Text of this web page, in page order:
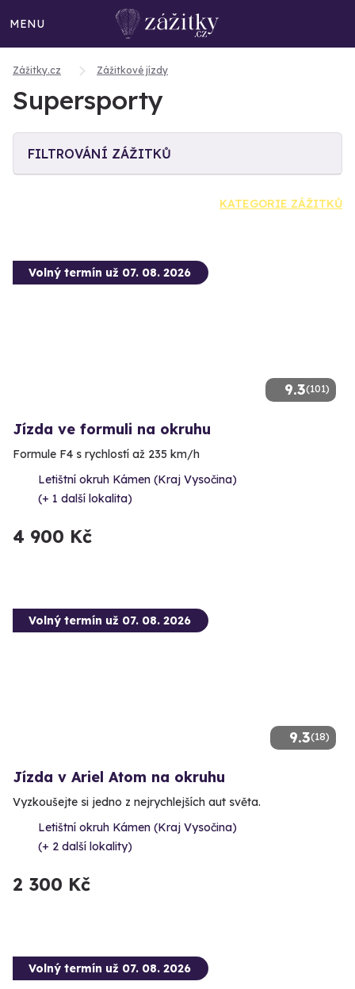
MENU
Zážitky.cz Zážitkové jízdy
Supersporty
FILTROVÁNÍ ZÁŽITKŮ
KATEGORIE ZÁŽITKŮ
9.3(101)
Volný termín už 07. 08. 2026
Jízda ve formuli na okruhu
Formule F4 s rychlostí až 235 km/h
Letištní okruh Kámen (Kraj Vysočina)
(+ 1 další lokalita)
4 900 Kč
9.3(18)
Volný termín už 07. 08. 2026
Jízda v Ariel Atom na okruhu
Vyzkoušejte si jedno z nejrychlejších aut světa.
Letištní okruh Kámen (Kraj Vysočina)
(+ 2 další lokality)
2 300 Kč
Volný termín už 07. 08. 2026